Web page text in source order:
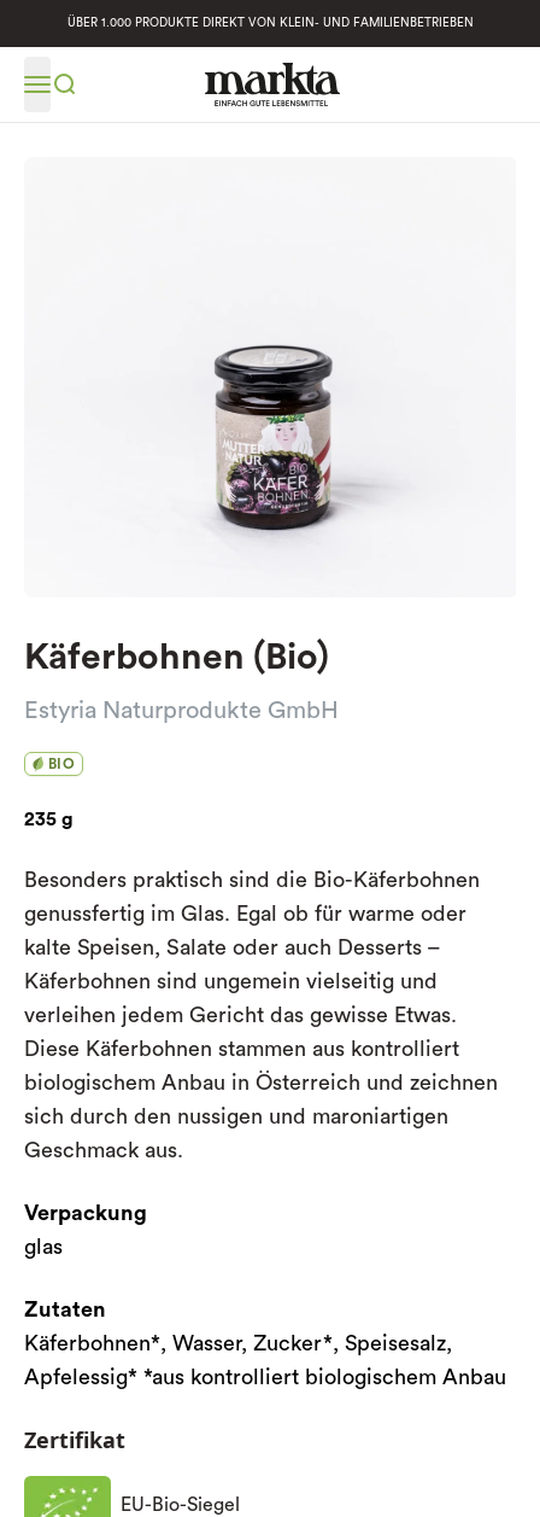
ÜBER 1.000 PRODUKTE DIREKT VON KLEIN- UND FAMILIENBETRIEBEN
Käferbohnen (Bio)
Estyria Naturprodukte GmbH
BIO
235 g
Besonders praktisch sind die Bio-Käferbohnen
genussfertig im Glas. Egal ob für warme oder
kalte Speisen, Salate oder auch Desserts –
Käferbohnen sind ungemein vielseitig und
verleihen jedem Gericht das gewisse Etwas.
Diese Käferbohnen stammen aus kontrolliert
biologischem Anbau in Österreich und zeichnen
sich durch den nussigen und maroniartigen
Geschmack aus.
Verpackung
glas
Zutaten
Käferbohnen*, Wasser, Zucker*, Speisesalz,
Apfelessig* *aus kontrolliert biologischem Anbau
Zertifikat
EU-Bio-Siegel